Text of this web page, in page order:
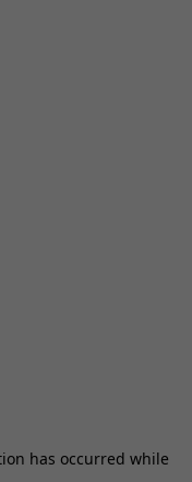
has occurred while